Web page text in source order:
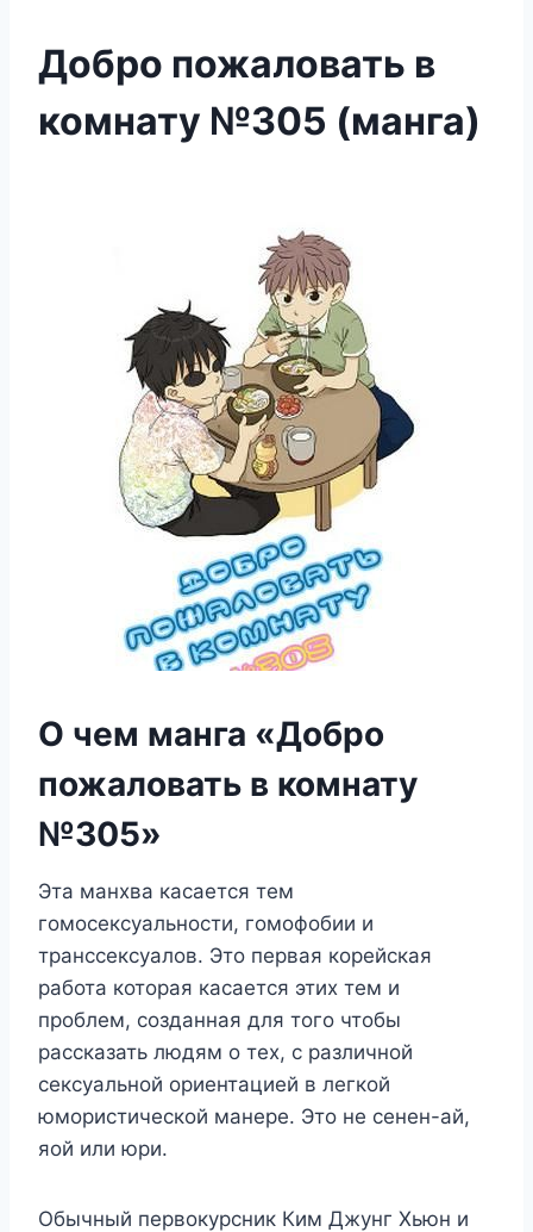
Добро пожаловать в
комнату №305 (манга)
О чем манга «Добро
пожаловать в комнату
№305»
Эта манхва касается тем
гомосексуальности, гомофобии и
транссексуалов. Это первая корейская
работа которая касается этих тем и
проблем, созданная для того чтобы
рассказать людям о тех, с различной
сексуальной ориентацией в легкой
юмористической манере. Это не сенен-ай,
яой или юри.
Обычный первокурсник Ким Джунг Хьюн и